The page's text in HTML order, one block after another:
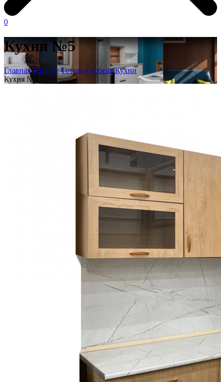
0
Кухня №5
Главная Каталог Готовая мебель Кухни
Кухня №5